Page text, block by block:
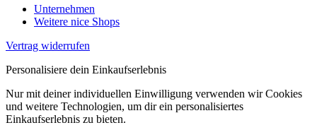
Unternehmen
Weitere nice Shops
Vertrag widerrufen
Personalisiere dein Einkaufserlebnis
Nur mit deiner individuellen Einwilligung verwenden wir Cookies
und weitere Technologien, um dir ein personalisiertes
Einkaufserlebnis zu bieten.